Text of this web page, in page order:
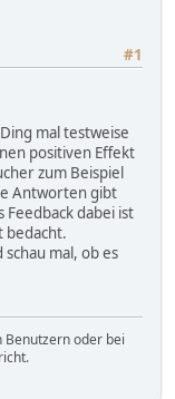
#1
mal testweise
positiven Effekt
zum Beispiel
Antworten gibt
Feedback dabei ist
bedacht.
mal, ob es
Benutzern oder bei